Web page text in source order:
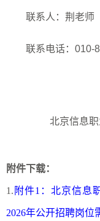
联系人：荆老师
联系电话： 010-
北京信息
附件下载：
附件1：北京信息
2026年公开招聘岗位